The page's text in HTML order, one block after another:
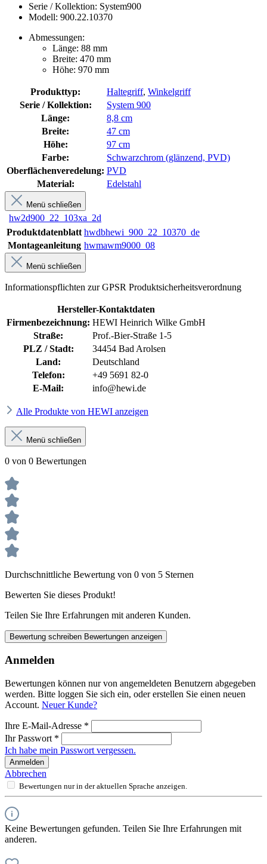
Serie / Kollektion: System900
Modell: 900.22.10370
Abmessungen:
Länge: 88 mm
Breite: 470 mm
Höhe: 970 mm
Produkttyp: Haltegriff, Winkelgriff
Serie / Kollektion:
System 900
Länge:
8,8 cm
Breite:
47 cm
Höhe:
97 cm
Farbe:
Schwarzchrom (glänzend, PVD)
Oberflächenveredelung: PVD
Material:
Edelstahl
Menü schließen
hw2d900_22_103xa_2d
Produktdatenblatt hwdbhewi_900_22_10370_de
Montageanleitung hwmawm9000_08
Menü schließen
Informationspflichten zur GPSR Produktsicherheitsverordnung
Hersteller-Kontaktdaten
Firmenbezeichnung: HEWI Heinrich Wilke GmbH
Straße:
Prof.-Bier-Straße 1-5
PLZ / Stadt:
34454 Bad Arolsen
Land:
Deutschland
Telefon:
+49 5691 82-0
E-Mail:
info@hewi.de
Alle Produkte von HEWI anzeigen
Menü schließen
0 von 0 Bewertungen
Durchschnittliche Bewertung von 0 von 5 Sternen
Bewerten Sie dieses Produkt!
Teilen Sie Ihre Erfahrungen mit anderen Kunden.
Bewertung schreiben Bewertungen anzeigen
Anmelden
Bewertungen können nur von angemeldeten Benutzern abgegeben
werden. Bitte loggen Sie sich ein, oder erstellen Sie einen neuen
Account. Neuer Kunde?
Ihre E-Mail-Adresse *
Ihr Passwort *
Ich habe mein Passwort vergessen.
Anmelden
Abbrechen
Bewertungen nur in der aktuellen Sprache anzeigen.
Keine Bewertungen gefunden. Teilen Sie Ihre Erfahrungen mit
anderen.